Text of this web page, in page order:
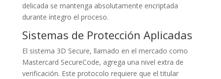
delicada se mantenga absolutamente encriptada
durante íntegro el proceso.
Sistemas de Protección Aplicadas
El sistema 3D Secure, llamado en el mercado como
Mastercard SecureCode, agrega una nivel extra de
verificación. Este protocolo requiere que el titular